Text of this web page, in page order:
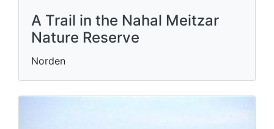
A Trail in the Nahal Meitzar
Nature Reserve
Norden